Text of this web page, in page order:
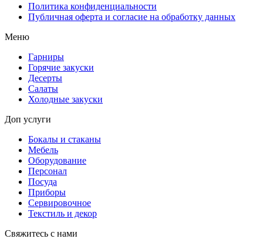
Политика конфиденциальности
Публичная оферта и согласие на обработку данных
Меню
Гарниры
Горячие закуски
Десерты
Салаты
Холодные закуски
Доп услуги
Бокалы и стаканы
Мебель
Оборудование
Персонал
Посуда
Приборы
Сервировочное
Текстиль и декор
Свяжитесь с нами